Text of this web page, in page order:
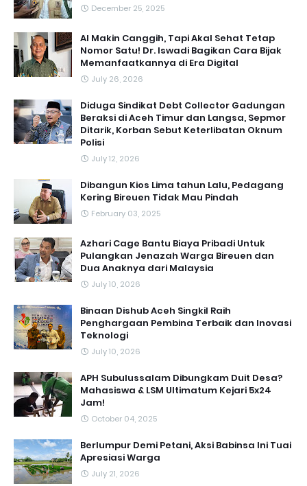
December 25, 2025
AI Makin Canggih, Tapi Akal Sehat Tetap
Nomor Satu! Dr. Iswadi Bagikan Cara Bijak
Memanfaatkannya di Era Digital
July 26, 2026
Diduga Sindikat Debt Collector Gadungan
Beraksi di Aceh Timur dan Langsa, Sepmor
Ditarik, Korban Sebut Keterlibatan Oknum
Polisi
July 12, 2026
Dibangun Kios Lima tahun Lalu, Pedagang
Kering Bireuen Tidak Mau Pindah
February 03, 2025
Azhari Cage Bantu Biaya Pribadi Untuk
Pulangkan Jenazah Warga Bireuen dan
Dua Anaknya dari Malaysia
July 10, 2026
Binaan Dishub Aceh Singkil Raih
Penghargaan Pembina Terbaik dan Inovasi
Teknologi
July 10, 2026
APH Subulussalam Dibungkam Duit Desa?
Mahasiswa & LSM Ultimatum Kejari 5x24
Jam!
October 04, 2025
Berlumpur Demi Petani, Aksi Babinsa Ini Tuai
Apresiasi Warga
July 21, 2026